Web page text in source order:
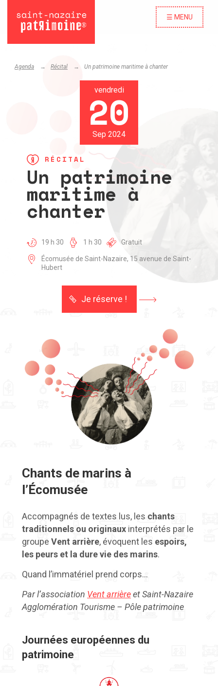
☰ MENU
Agenda Récital Un patrimoine maritime à chanter
vendredi
20
Sep 2024
RÉCITAL
Un patrimoine
maritime à
chanter
19 h 30 1 h 30 Gratuit
Écomusée de Saint-Nazaire, 15 avenue de Saint-
Hubert
Je réserve !
Chants de marins à
l’Écomusée
Accompagnés de textes lus, les chants
traditionnels ou originaux interprétés par le
groupe Vent arrière, évoquent les espoirs,
les peurs et la dure vie des marins.
Quand l’immatériel prend corps…
Par l’association Vent arrièreet Saint-Nazaire
Agglomération Tourisme – Pôle patrimoine
Journées européennes du
patrimoine